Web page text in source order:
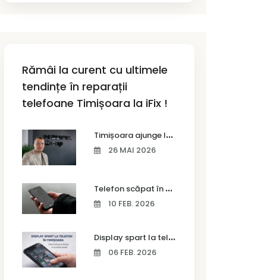
Rămâi la curent cu ultimele
tendințe în reparații
telefoane Timișoara la iFix !
T
imișoara ajunge la Vodafone Business Bootcamp prin Marius Cermian de la Armour România
26 MAI 2026
T
elefon scăpat în apă – ce trebuie să faci imediat și ce greșeli să eviți
10 FEB. 2026
D
isplay spart la telefon în Timișoara
06 FEB. 2026